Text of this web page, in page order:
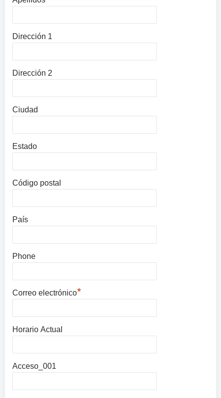
Dirección 1
Dirección 2
Ciudad
Estado
Código postal
País
Phone
Correo electrónico*
Horario Actual
Acceso_001